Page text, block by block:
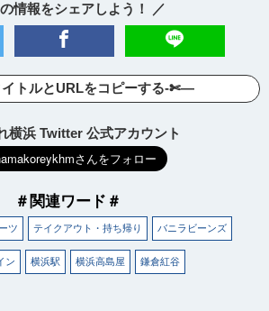
情報をシェアしよう！ ／
トルとURLをコピーする-✄—
横浜 Twitter 公式アカウント
＃関連ワード＃
ツ テイクアウト・持ち帰り バニラビーンズ
ン 横浜駅 横浜高島屋 鎌倉紅谷